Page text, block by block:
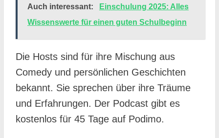
Auch interessant:
Einschulung 2025: Alles
Wissenswerte für einen guten Schulbeginn
Die Hosts sind für ihre Mischung aus
Comedy und persönlichen Geschichten
bekannt. Sie sprechen über ihre Träume
und Erfahrungen. Der Podcast gibt es
kostenlos für 45 Tage auf Podimo.